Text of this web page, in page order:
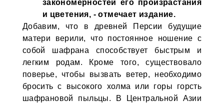
закономерностей его произрастания
и цветения, - отмечает издание.
Добавим, что в древней Персии будущие
матери верили, что постоянное ношение с
собой шафрана способствует быстрым и
легким родам. Кроме того, существовало
поверье, чтобы вызвать ветер, необходимо
бросить с высокого холма или горы горсть
шафрановой пыльцы. В Центральной Азии